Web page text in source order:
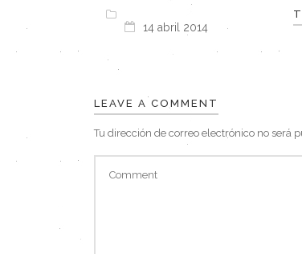
14 abril 2014
LEAVE A COMMENT
Tu dirección de correo electrónico no será